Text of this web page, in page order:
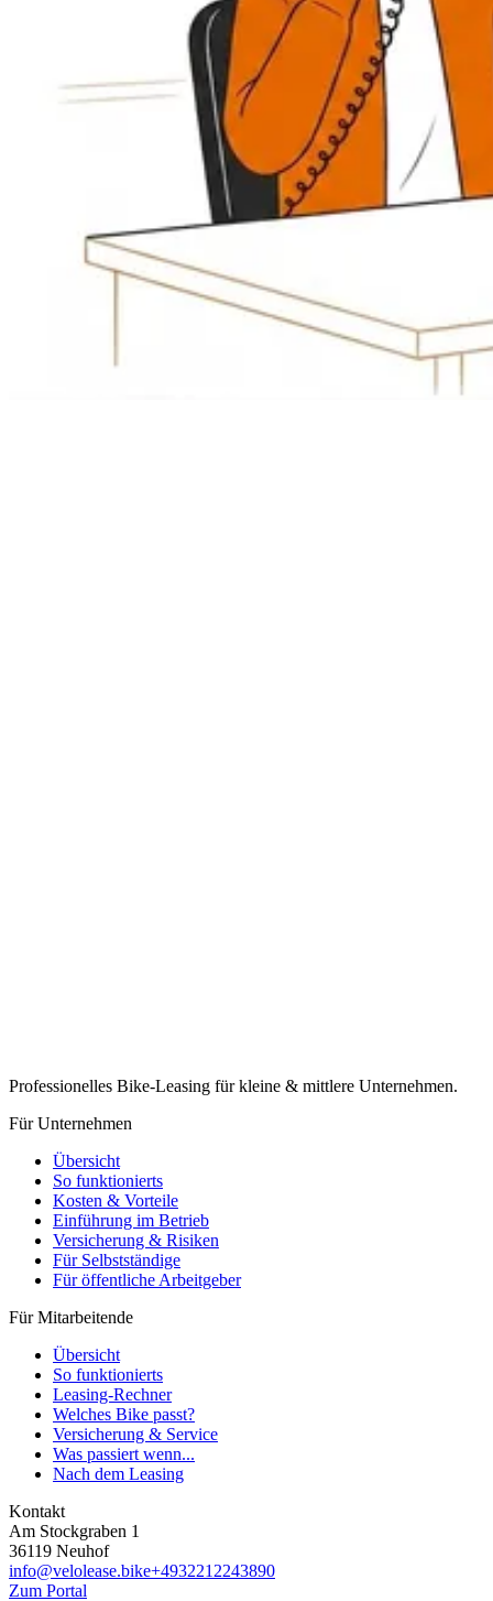
Professionelles Bike-Leasing für kleine & mittlere Unternehmen.
Für Unternehmen
Übersicht
So funktionierts
Kosten & Vorteile
Einführung im Betrieb
Versicherung & Risiken
Für Selbstständige
Für öffentliche Arbeitgeber
Für Mitarbeitende
Übersicht
So funktionierts
Leasing-Rechner
Welches Bike passt?
Versicherung & Service
Was passiert wenn...
Nach dem Leasing
Kontakt
Am Stockgraben 1
36119 Neuhof
info@velolease.bike+4932212243890
Zum Portal